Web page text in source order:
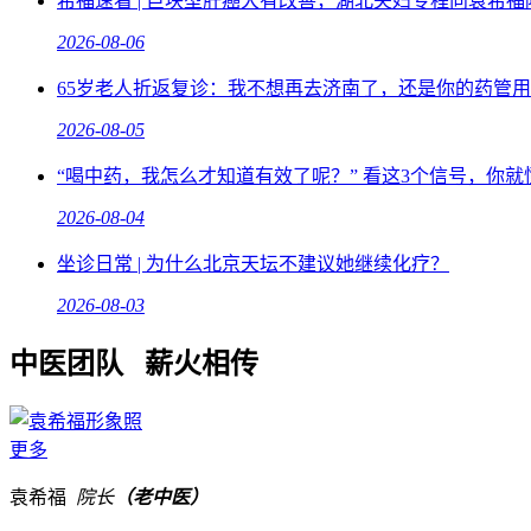
2026-08-06
65岁老人折返复诊：我不想再去济南了，还是你的药管用
2026-08-05
“喝中药，我怎么才知道有效了呢？” 看这3个信号，你就
2026-08-04
坐诊日常 | 为什么北京天坛不建议她继续化疗？
2026-08-03
中医团队 薪火相传
更多
袁希福 院长（老中医）